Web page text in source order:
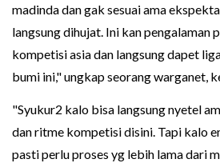
madinda dan gak sesuai ama
langsung dihujat. Ini kan pengalaman
kompetisi asia dan langsung dapet
bumi ini," ungkap seorang warganet,
"Syukur2 kalo bisa langsung nyetel
dan ritme kompetisi disini. Tapi kalo
pasti perlu proses yg lebih lama dari